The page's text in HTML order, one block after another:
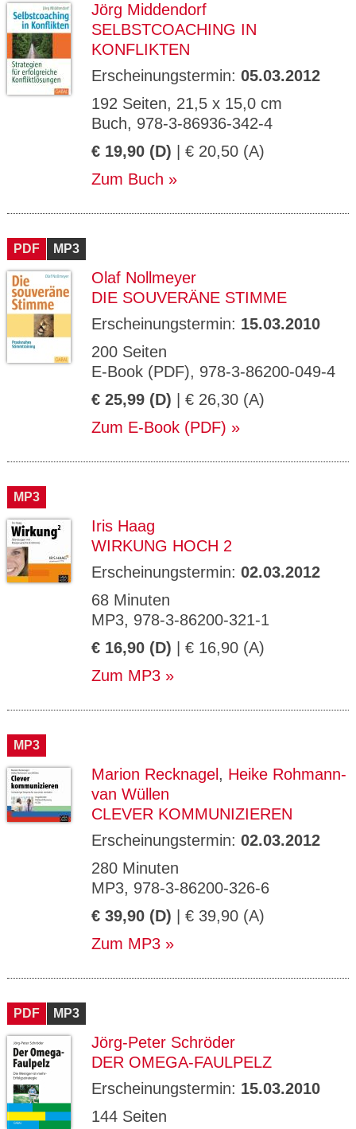
Jörg Middendorf
SELBSTCOACHING IN
KONFLIKTEN
Erscheinungstermin: 05.03.2012
192 Seiten, 21,5 x 15,0 cm
Buch, 978-3-86936-342-4
€ 19,90 (D) | € 20,50 (A)
Zum Buch
PDF MP3
Olaf Nollmeyer
DIE SOUVERÄNE STIMME
Erscheinungstermin: 15.03.2010
200 Seiten
E-Book (PDF), 978-3-86200-049-4
€ 25,99 (D) | € 26,30 (A)
Zum E-Book (PDF)
MP3
Iris Haag
WIRKUNG HOCH 2
Erscheinungstermin: 02.03.2012
68 Minuten
MP3, 978-3-86200-321-1
€ 16,90 (D) | € 16,90 (A)
Zum MP3
MP3
Marion Recknagel , Heike Rohmann-
van Wüllen
CLEVER KOMMUNIZIEREN
Erscheinungstermin: 02.03.2012
280 Minuten
MP3, 978-3-86200-326-6
€ 39,90 (D) | € 39,90 (A)
Zum MP3
PDF MP3
Jörg-Peter Schröder
DER OMEGA-FAULPELZ
Erscheinungstermin: 15.03.2010
144 Seiten